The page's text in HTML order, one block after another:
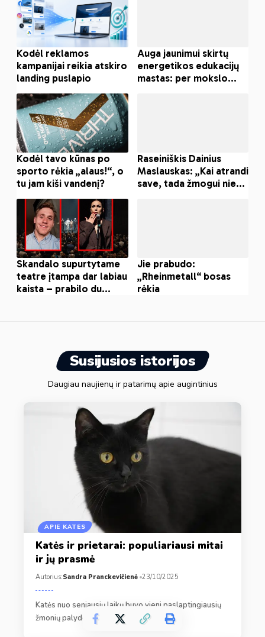
Susijusios istorijos
Daugiau naujienų ir patarimų apie augintinius
APIE KATES
Katės ir prietarai: populiariausi mitai
ir jų prasmė
Autorius:Sandra Pranckevičienė 23/10/2025
Katės nuo seniausių laikų buvo vieni paslaptingiausių
žmonių palydovų. Jų tylus žingsnis,…